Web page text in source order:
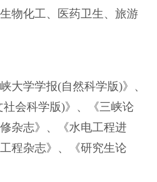
物化工、医药卫生、旅游
学学报(自然科学版)》、
社会科学版)》、《三峡论
杂志》、《水电工程进
程杂志》、《研究生论